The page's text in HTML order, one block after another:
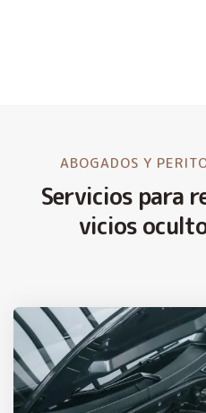
ABOGADOS Y
Servicios para
vicios